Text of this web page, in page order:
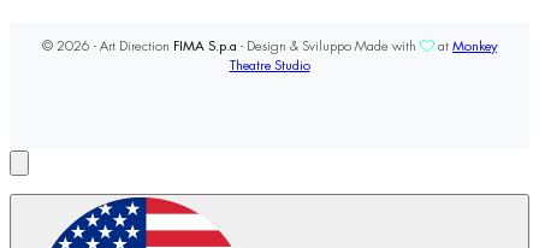
© 2026 - Art Direction FIMA S.p.a - Design & Sviluppo Made with at Monkey
Theatre Studio